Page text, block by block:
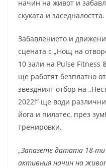
начин на живот и
скуката и заседналостта.
Забавлението и
сцената с „Нощ на
10 зали на Pulse Fitness
ще работят безплатно
звездният отбор на
2022!“ ще води
йога и пилатес, през
тренировки.
„Запазете датата 18-
активния начин на